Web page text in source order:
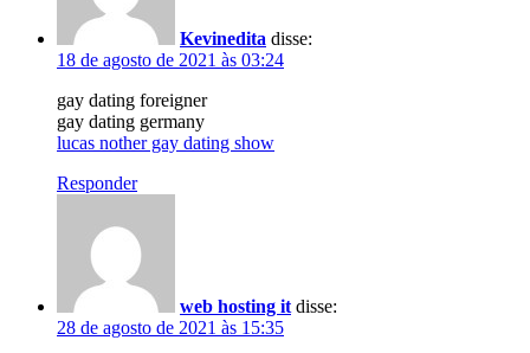
Kevinedita disse:
18 de agosto de 2021 às 03:24
gay dating foreigner
gay dating germany
lucas nother gay dating show
Responder
web hosting it disse:
28 de agosto de 2021 às 15:35